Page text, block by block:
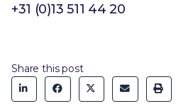
+31 (0)13 511 44 20
Share this post